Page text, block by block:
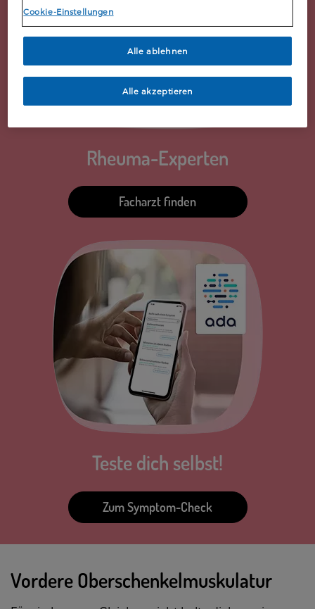
Rheuma-Experten
Facharzt finden
Teste dich selbst!
Zum Symptom-Check
Vordere Oberschenkelmuskulatur
Cookie-Einstellungen
Alle ablehnen
Alle akzeptieren